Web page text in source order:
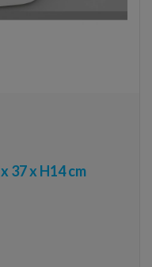
37 x H14 cm